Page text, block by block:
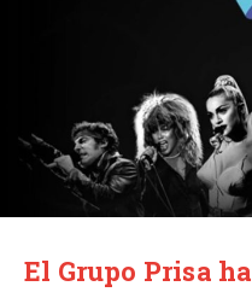
El Grupo Prisa